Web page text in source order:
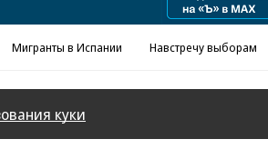
Мигранты в Испании Навстречу выборам
куки